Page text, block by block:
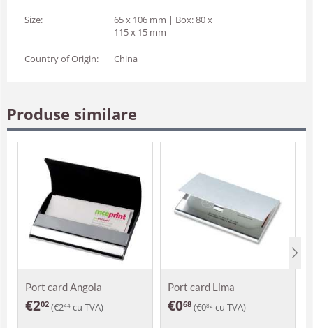
Size:
65 x 106 mm | Box: 80 x
115 x 15 mm
Country of Origin: China
Produse similare
Port card Angola
€202 (€244 cu TVA)
Port card Lima
€068 (€082 cu TVA)